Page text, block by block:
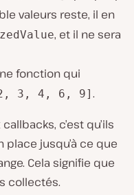
valeurs reste, il en
, et il ne sera
fonction qui
3, 4, 6, 9] .
c’est qu’ils
jusqu’à ce que
Cela signifie que
collectés.